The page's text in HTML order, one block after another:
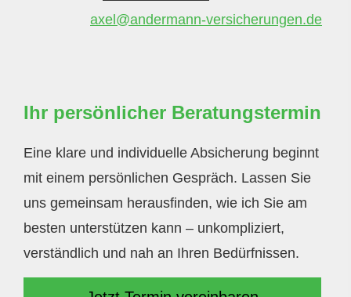
axel@andermann-versicherungen.de
Ihr persönlicher Beratungstermin
Eine klare und individuelle Absicherung beginnt
mit einem persönlichen Gespräch. Lassen Sie
uns gemeinsam herausfinden, wie ich Sie am
besten unterstützen kann – unkompliziert,
verständlich und nah an Ihren Bedürfnissen.